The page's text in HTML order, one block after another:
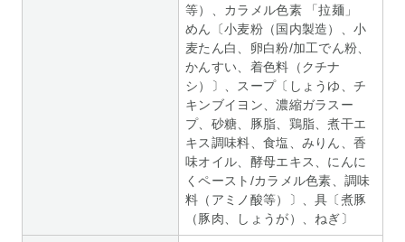
等）、カラメル色素 「拉麺」
めん〔小麦粉（国内製造）、小
麦たん白、卵白粉/加工でん粉、
かんすい、着色料（クチナ
シ）〕、スープ〔しょうゆ、チ
キンブイヨン、濃縮ガラスー
プ、砂糖、豚脂、鶏脂、煮干エ
キス調味料、食塩、みりん、香
味オイル、酵母エキス、にんに
くペースト/カラメル色素、調味
料（アミノ酸等）〕、具〔煮豚
（豚肉、しょうが）、ねぎ〕